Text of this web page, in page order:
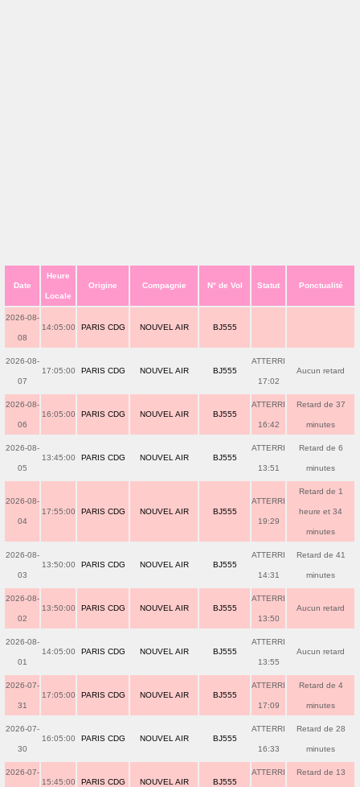
Date
Heure
Locale
Origine Compagnie N° de Vol Statut Ponctualité
2026-08-
08
14:05:00 PARIS CDG NOUVEL AIR BJ555
2026-08-
07
17:05:00 PARIS CDG NOUVEL AIR BJ555
ATTERRI
17:02
Aucun retard
2026-08-
06
16:05:00 PARIS CDG NOUVEL AIR BJ555
ATTERRI
16:42
Retard de 37
minutes
2026-08-
05
13:45:00 PARIS CDG NOUVEL AIR BJ555
ATTERRI
13:51
Retard de 6
minutes
2026-08-
04
17:55:00 PARIS CDG NOUVEL AIR BJ555
ATTERRI
19:29
Retard de 1
heure et 34
minutes
2026-08-
03
13:50:00 PARIS CDG NOUVEL AIR BJ555
ATTERRI
14:31
Retard de 41
minutes
2026-08-
02
13:50:00 PARIS CDG NOUVEL AIR BJ555
ATTERRI
13:50
Aucun retard
2026-08-
01
14:05:00 PARIS CDG NOUVEL AIR BJ555
ATTERRI
13:55
Aucun retard
2026-07-
31
17:05:00 PARIS CDG NOUVEL AIR BJ555
ATTERRI
17:09
Retard de 4
minutes
2026-07-
30
16:05:00 PARIS CDG NOUVEL AIR BJ555
ATTERRI
16:33
Retard de 28
minutes
2026-07-
15:45:00 PARIS CDG NOUVEL AIR BJ555
ATTERRI Retard de 13